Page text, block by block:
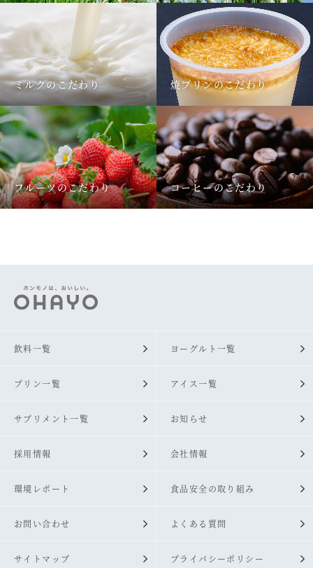
ミルクのこだわり 焼プリンのこだわり
フルーツのこだわり コーヒーのこだわり
飲料一覧 ヨーグルト一覧
プリン一覧 アイス一覧
サプリメント一覧 お知らせ
採用情報 会社情報
環境レポート 食品安全の取り組み
お問い合わせ よくある質問
サイトマップ プライバシーポリシー